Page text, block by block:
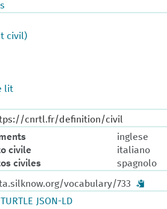
civil)
lit
cnrtl.fr/definition/civil
inglese
civile
italiano
civiles
spagnolo
vocabulary/733
TURTLE JSON-LD